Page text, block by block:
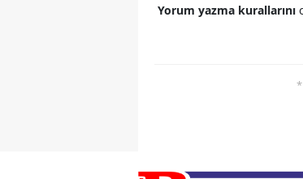
Yorum yazma kurallarını
*